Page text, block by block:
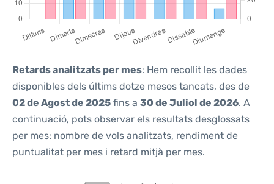
Retards analitzats per mes: Hem recollit les dades
disponibles dels últims dotze mesos tancats, des de
02 de Agost de 2025 fins a 30 de Juliol de 2026. A
continuació, pots observar els resultats desglossats
per mes: nombre de vols analitzats, rendiment de
puntualitat per mes i retard mitjà per mes.